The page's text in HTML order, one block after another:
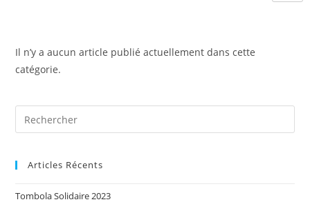
Il n’y a aucun article publié actuellement dans cette
catégorie.
Articles Récents
Tombola Solidaire 2023